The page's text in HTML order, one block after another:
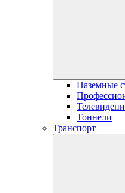
Наземные
Тоннели
Транспорт